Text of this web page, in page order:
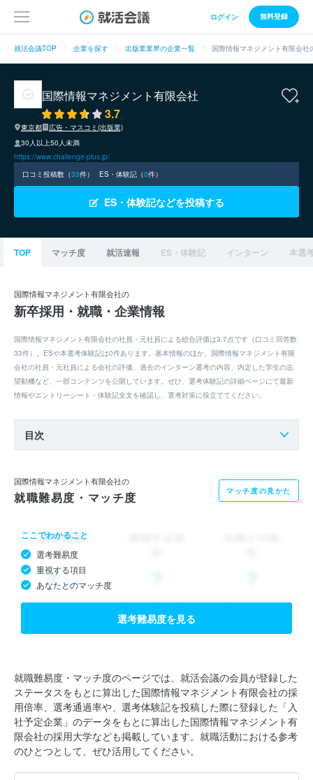
ログイン 無料登録
就活会議TOP 企業を探す 出版業業界の企業一覧 国際情報マネジメント有限会
国際情報マネジメント有限会社
3.7
東京都
広告・マスコミ(出版業)
30人以上50人未満
https://www.challenge-plus.jp/
口コミ投稿数（33件） ES・体験記（0件）
ES・体験記などを投稿する
TOP マッチ度 就活速報 ES・体験記 インターン 本選
国際情報マネジメント有限会社の
新卒採用・就職・企業情報
国際情報マネジメント有限会社の社員・元社員による総合評価は3.7点です（口コミ回答数
33件）。ESや本選考体験記は0件あります。基本情報のほか、国際情報マネジメント有限
会社の社員・元社員による会社の評価、過去のインターン選考の内容、内定した学生の志
望動機など、一部コンテンツを公開しています。ぜひ、選考体験記の詳細ページにて最新
情報やエントリーシート・体験記全文を確認し、選考対策に役立ててください。
目次
国際情報マネジメント有限会社の
就職難易度・マッチ度 マッチ度の見かた
ここでわかること
選考難易度
重視する項目
あなたとのマッチ度
選考難易度を見る
就職難易度・マッチ度のページでは、就活会議の会員が登録した
ステータスをもとに算出した国際情報マネジメント有限会社の採
用倍率、選考通過率や、選考体験記を投稿した際に登録した「入
社予定企業」のデータをもとに算出した国際情報マネジメント有
限会社の採用大学なども掲載しています。就職活動における参考
のひとつとして、ぜひ活用してください。